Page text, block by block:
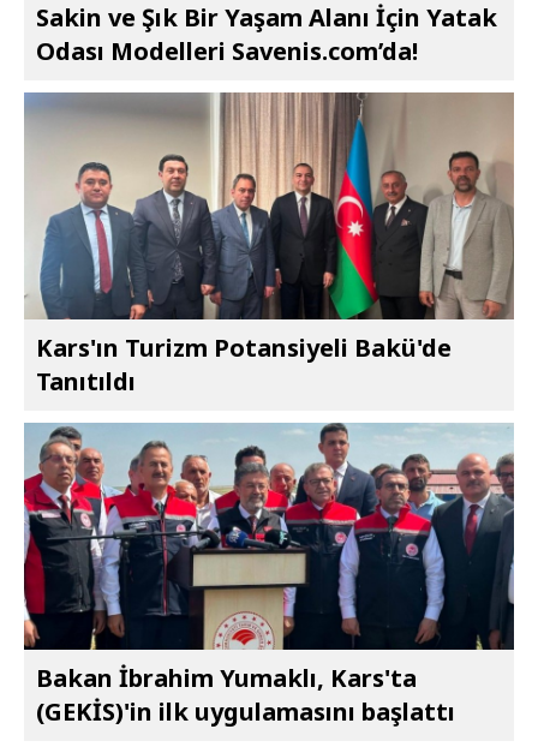
Sakin ve Şık Bir Yaşam Alanı İçin Yatak
Odası Modelleri Savenis.com’da!
Kars'ın Turizm Potansiyeli Bakü'de
Tanıtıldı
Bakan İbrahim Yumaklı, Kars'ta
(GEKİS)'in ilk uygulamasını başlattı